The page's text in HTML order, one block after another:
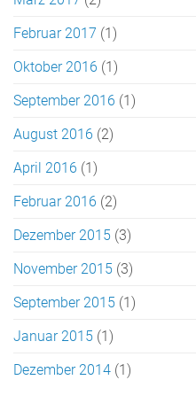
Februar 2017 (1)
Oktober 2016 (1)
September 2016 (1)
August 2016 (2)
April 2016 (1)
Februar 2016 (2)
Dezember 2015 (3)
November 2015 (3)
September 2015 (1)
Januar 2015 (1)
Dezember 2014 (1)